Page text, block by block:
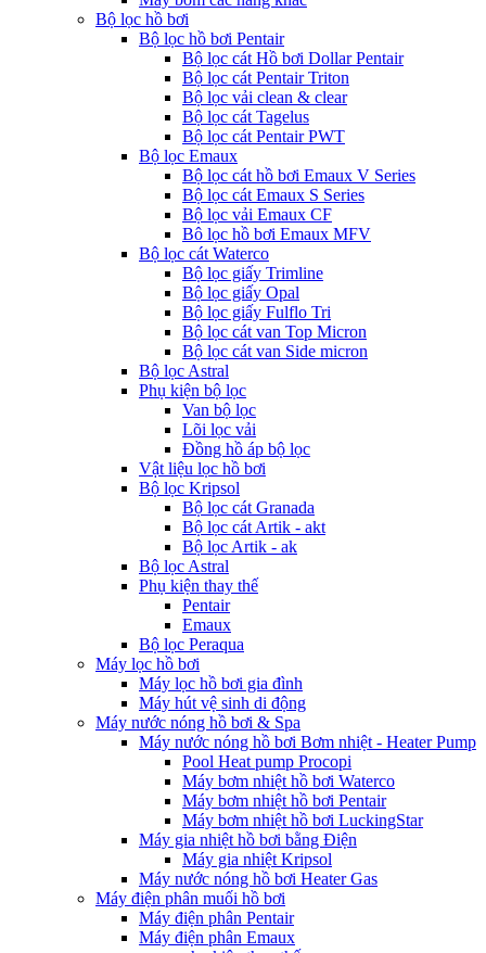
Bộ lọc hồ bơi
Bộ lọc hồ bơi Pentair
Bộ lọc cát Hồ bơi Dollar Pentair
Bộ lọc cát Pentair Triton
Bộ lọc vải clean & clear
Bộ lọc cát Tagelus
Bộ lọc cát Pentair PWT
Bộ lọc Emaux
Bộ lọc cát hồ bơi Emaux V Series
Bộ lọc cát Emaux S Series
Bộ lọc vải Emaux CF
Bô lọc hồ bơi Emaux MFV
Bộ lọc cát Waterco
Bộ lọc giấy Trimline
Bộ lọc giấy Opal
Bộ lọc giấy Fulflo Tri
Bộ lọc cát van Top Micron
Bộ lọc cát van Side micron
Bộ lọc Astral
Phụ kiện bộ lọc
Van bộ lọc
Lõi lọc vải
Đồng hồ áp bộ lọc
Vật liệu lọc hồ bơi
Bộ lọc Kripsol
Bộ lọc cát Granada
Bộ lọc cát Artik - akt
Bộ lọc Artik - ak
Bộ lọc Astral
Phụ kiện thay thế
Pentair
Emaux
Bộ lọc Peraqua
Máy lọc hồ bơi
Máy lọc hồ bơi gia đình
Máy hút vệ sinh di động
Máy nước nóng hồ bơi & Spa
Máy nước nóng hồ bơi Bơm nhiệt - Heater Pump
Pool Heat pump Procopi
Máy bơm nhiệt hồ bơi Waterco
Máy bơm nhiệt hồ bơi Pentair
Máy bơm nhiệt hồ bơi LuckingStar
Máy gia nhiệt hồ bơi bằng Điện
Máy gia nhiệt Kripsol
Máy nước nóng hồ bơi Heater Gas
Máy điện phân muối hồ bơi
Máy điện phân Pentair
Máy điện phân Emaux